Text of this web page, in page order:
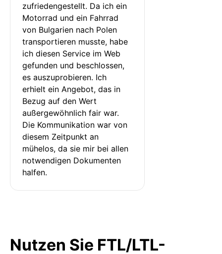
zufriedengestellt. Da ich ein
Motorrad und ein Fahrrad
von Bulgarien nach Polen
transportieren musste, habe
ich diesen Service im Web
gefunden und beschlossen,
es auszuprobieren. Ich
erhielt ein Angebot, das in
Bezug auf den Wert
außergewöhnlich fair war.
Die Kommunikation war von
diesem Zeitpunkt an
mühelos, da sie mir bei allen
notwendigen Dokumenten
halfen.
Nutzen Sie FTL/LTL-